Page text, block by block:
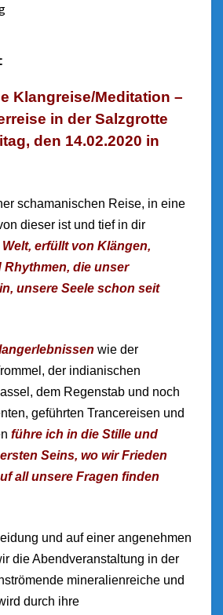
Klangreise/Meditation –
in der Salzgrotte
den 14.02.2020 in
schamanischen Reise, in eine
dieser ist und tief in dir
Welt, erfüllt von Klängen,
Rhythmen, die unser
unsere Seele schon seit
wie der
der indianischen
dem Regenstab und noch
geführten Trancereisen und
führe ich in die Stille und
Seins, wo wir Frieden
all unsere Fragen finden
und auf einer angenehmen
die Abendveranstaltung in der
mineralienreiche und
durch ihre